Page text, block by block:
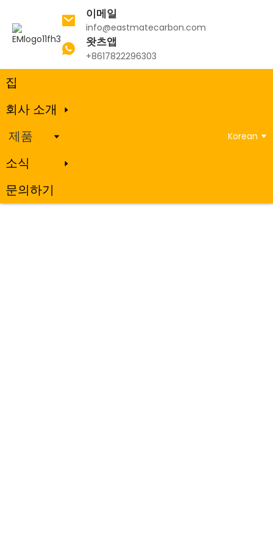
이메일
info@eastmatecarbon.com
왓츠앱
+8617822296303
집
회사 소개
제품
소식
문의하기
Korean
제품